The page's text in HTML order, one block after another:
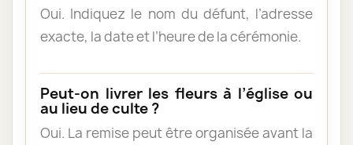
Oui. Indiquez le nom du défunt, l’adresse
exacte, la date et l’heure de la cérémonie.
Peut-on livrer les fleurs à l’église ou
au lieu de culte ?
Oui. La remise peut être organisée avant la